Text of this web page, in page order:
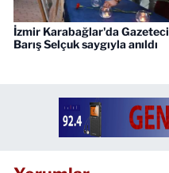
İzmir Karabağlar'da Gazeteci
Barış Selçuk saygıyla anıldı